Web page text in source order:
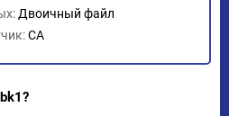
Двоичный файл
CA